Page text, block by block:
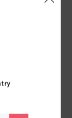
Acquisto verificato
Taglia perfetta